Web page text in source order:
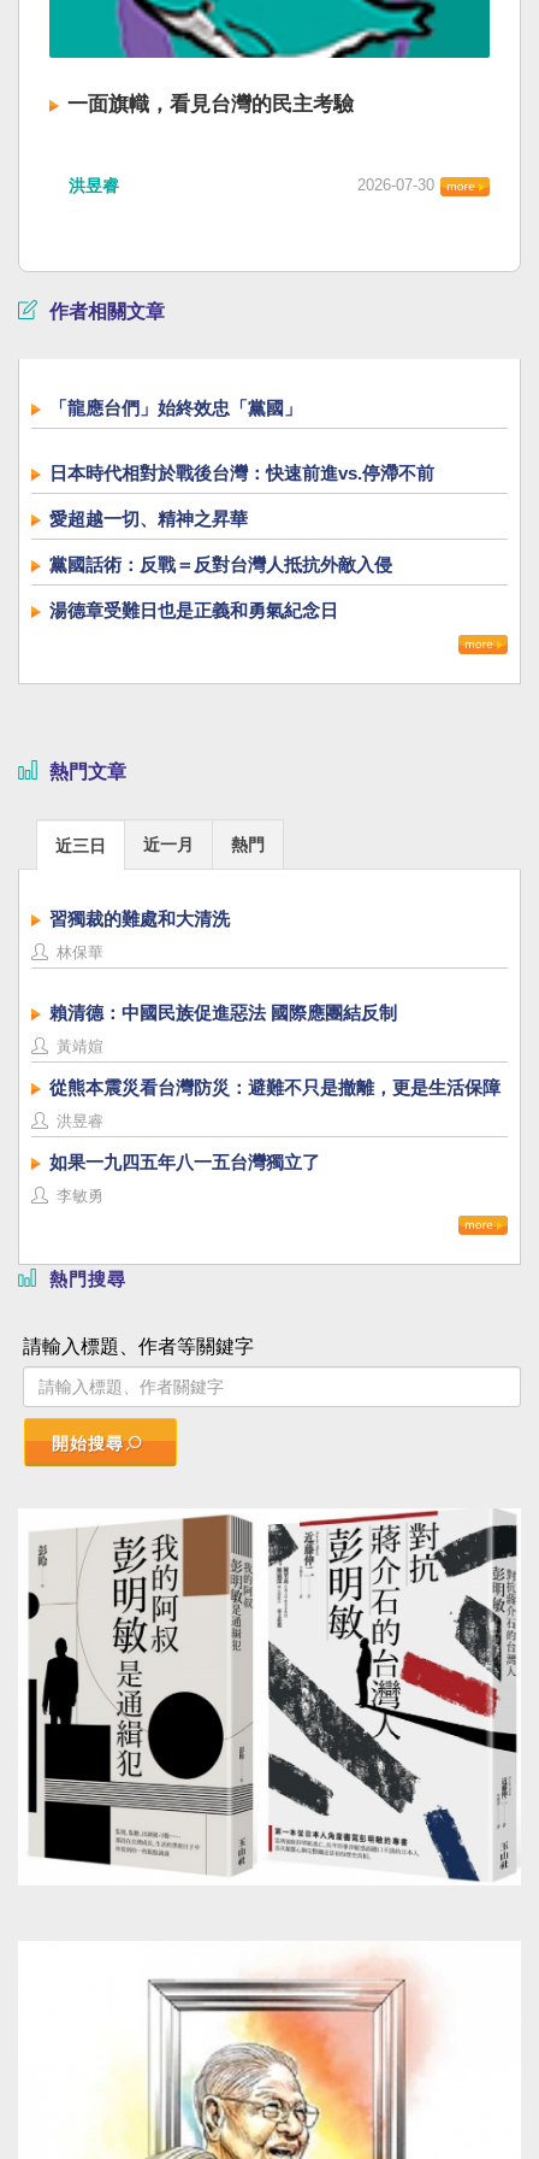
一面旗幟，看見台灣的民主考驗
洪昱睿 2026-07-30
作者相關文章
「龍應台們」始終效忠「黨國」
日本時代相對於戰後台灣：快速前進vs.停滯不前
愛超越一切、精神之昇華
黨國話術：反戰＝反對台灣人抵抗外敵入侵
湯德章受難日也是正義和勇氣紀念日
熱門文章
近三日 近一月 熱門
習獨裁的難處和大清洗
林保華
賴清德：中國民族促進惡法 國際應團結反制
黃靖媗
從熊本震災看台灣防災：避難不只是撤離，更是生活保障
洪昱睿
如果一九四五年八一五台灣獨立了
李敏勇
熱門搜尋
請輸入標題、作者等關鍵字
開始搜尋